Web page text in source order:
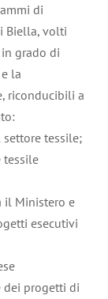
di
Biella, volti
grado di
la
riconducibili a
tessile;
tessile
il Ministero e
esecutivi
dei progetti di